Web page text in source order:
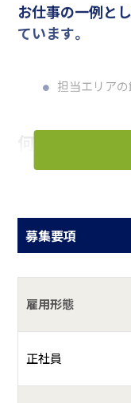
お仕事の一例と
ています。
担当エリアの
何をしている
具体的には？
私達は創業昭和５２
県を市場とし、地域
募集要項
雇用形態
正社員